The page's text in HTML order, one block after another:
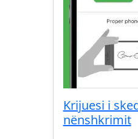
Krijuesi i
nënshkrimit